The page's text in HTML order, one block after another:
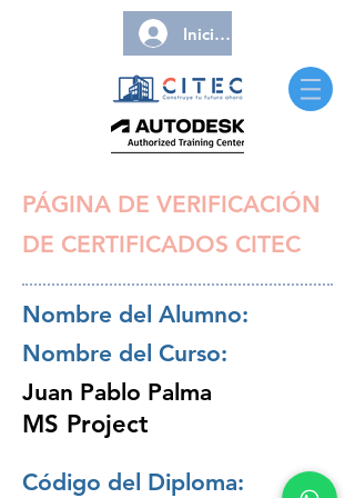
Iniciar sesión
PÁGINA DE VERIFICACIÓN
DE CERTIFICADOS CITEC
Nombre del Alumno:
Nombre del Curso:
Juan Pablo Palma
MS Project
Código del Diploma: